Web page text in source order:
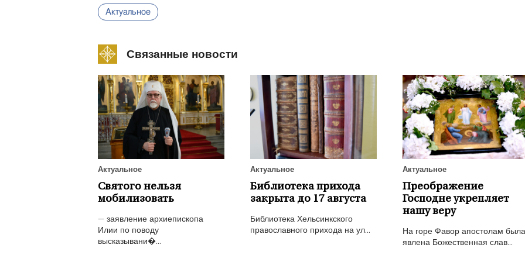
Актуальное
Связанные новости
Актуальное
Святого нельзя
мобилизовать
— заявление архиепископа
Илии по поводу
высказывани�...
Актуальное
Библиотека прихода
закрыта до 17 августа
Библиотека Хельсинкского
православного прихода на ул...
Актуальное
Преображение
Господне укрепляет
нашу веру
На горе Фавор апостолам была
явлена Божественная слав...